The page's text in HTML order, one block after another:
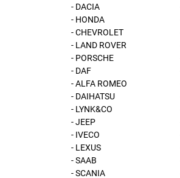
- DACIA
- HONDA
- CHEVROLET
- LAND ROVER
- PORSCHE
- DAF
- ALFA ROMEO
- DAIHATSU
- LYNK&CO
- JEEP
- IVECO
- LEXUS
- SAAB
- SCANIA